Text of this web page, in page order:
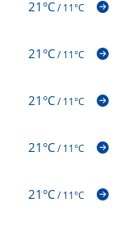
21°C/11°C
21°C/11°C
21°C/11°C
21°C/11°C
21°C/11°C